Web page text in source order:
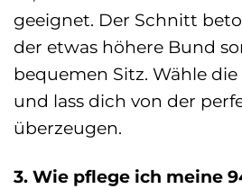
geeignet. Der Schnitt
der etwas höhere Bund
bequemen Sitz. Wähle
und lass dich von der
überzeugen.
3. Wie pflege ich meine